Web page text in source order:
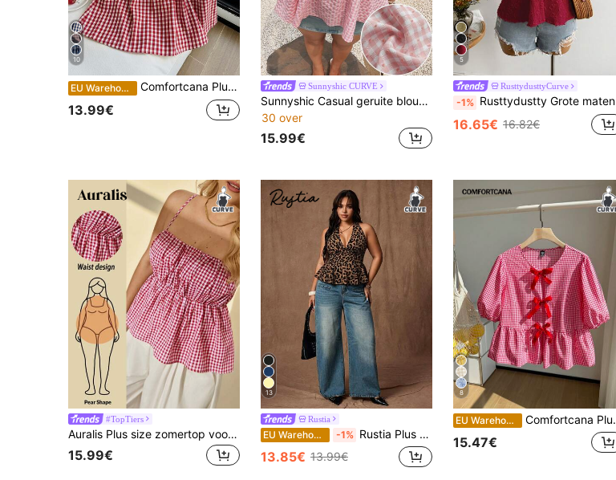
10
EU Warehouse Comfortcana Plus-size schattig vakantie-stijl rood-wit geruit hemdje met strikdecoratie, lente/zomer
13.99€
Sunnyshic CURVE
Sunnyshic Casual geruite blouse voor dames met een maatje meer, getailleerde blouse met uitlopende zoom, leuke vakantiekleding
30 over
15.99€
5
RusttydusttyCurve
-1% Rusttydustty Grote maten dames top met textuur, strik aan de voorkant en halterhals, geschikt voor herfst/winter en zomer
16.65€ 16.82€
#TopTiers
Auralis Plus size zomertop voor dames, vakantietop voor dames, strandtop voor dames, zakelijke casual top voor dames, verjaardagstop voor dames, geruite camisole top met ruches aan de zoom, zomertop, uitgaanstop voor dames, leuke zomertop voor dames, brunchtop voor dames, rave, Y2K dames, fairycore, Y2K top, casual top met bretels, Valentijnsdag
15.99€
13
Rustia
EU Warehouse -1% Rustia Plus size casual comfortabele schattige camisole top van bubbelstof
13.85€ 13.99€
8
EU Warehouse Comfortcana Plus-size dames zomer casual geruite print pofmouwen strik peplum top
15.47€